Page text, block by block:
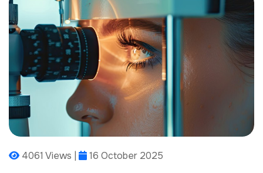
4061 Views | 16 October 2025